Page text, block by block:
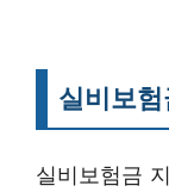
실비보
실비보험금